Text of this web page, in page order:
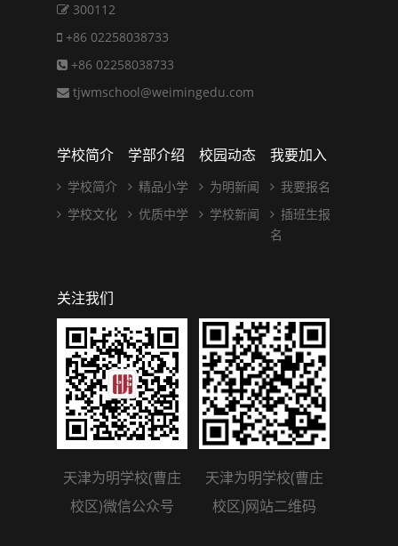
300112
+86 02258038733
+86 02258038733
tjwmschool@weimingedu.com
学校简介
学校简介
学校文化
学部介绍
精品小学
优质中学
校园动态
为明新闻
学校新闻
我要加入
我要报名
插班生报
名
关注我们
天津为明学校(曹庄
校区)微信公众号
天津为明学校(曹庄
校区)网站二维码